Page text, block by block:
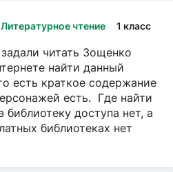
Литературное чтение 1 класс
читать Зощенко
найти данный
есть краткое содержание
есть. Где найти
библиотеку доступа нет, а
библиотеках нет